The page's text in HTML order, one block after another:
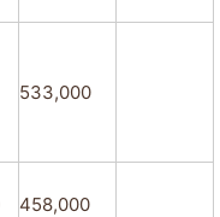
533,000
458,000